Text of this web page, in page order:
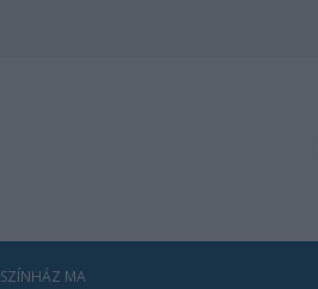
SZÍNHÁZ MA